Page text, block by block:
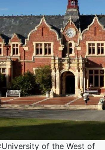
University of the West of